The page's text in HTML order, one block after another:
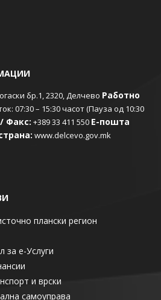
бр.1, 2320, Делчево Работно
07:30 – 15:30 часот (Пауза од 10:30
Факс: +389 33 411 550 Е-пошта
www.delcevo.gov.mk
плански регион
за е-Услуги
и врски
самоуправа